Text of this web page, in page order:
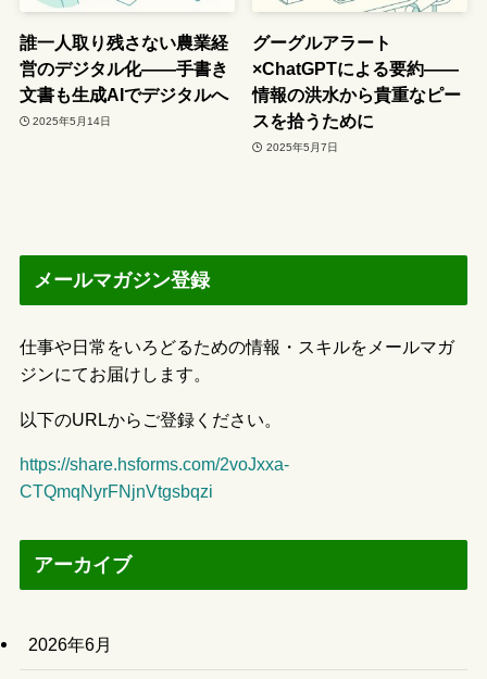
誰一人取り残さない農業経
営のデジタル化――手書き
文書も生成AIでデジタルへ
2025年5月14日
グーグルアラート
×ChatGPTによる要約――
情報の洪水から貴重なピー
スを拾うために
2025年5月7日
メールマガジン登録
仕事や日常をいろどるための情報・スキルをメールマガ
ジンにてお届けします。
以下のURLからご登録ください。
https://share.hsforms.com/2voJxxa-
CTQmqNyrFNjnVtgsbqzi
アーカイブ
2026年6月